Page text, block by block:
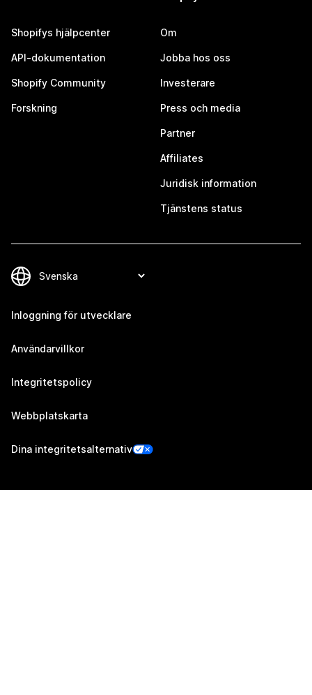
Shopifys hjälpcenter
API-dokumentation
Shopify Community
Forskning
Om
Jobba hos oss
Investerare
Press och media
Partner
Affiliates
Juridisk information
Tjänstens status
Inloggning för utvecklare
Användarvillkor
Integritetspolicy
Webbplatskarta
Dina integritetsalternativ